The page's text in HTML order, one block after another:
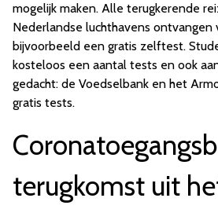
mogelijk maken. Alle terugkerende
Nederlandse luchthavens ontvangen
bijvoorbeeld een gratis zelftest.
kosteloos een aantal tests en ook
gedacht: de Voedselbank en het
gratis tests.
terugkomst uit